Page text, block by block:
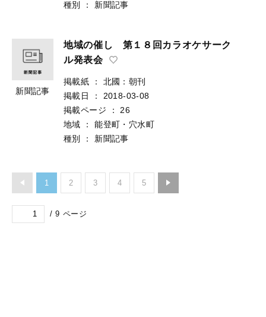
種別
： 新聞記事
新聞記事
地域の催し 第１８回カラオケサーク
ル発表会
掲載紙 ：
北國：朝刊
掲載日
：
2018-03-08
掲載ページ
：
26
地域
：
能登町・穴水町
種別
： 新聞記事
1 2 3 4 5
/ 9 ページ